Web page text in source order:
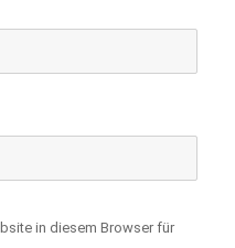
in diesem Browser für